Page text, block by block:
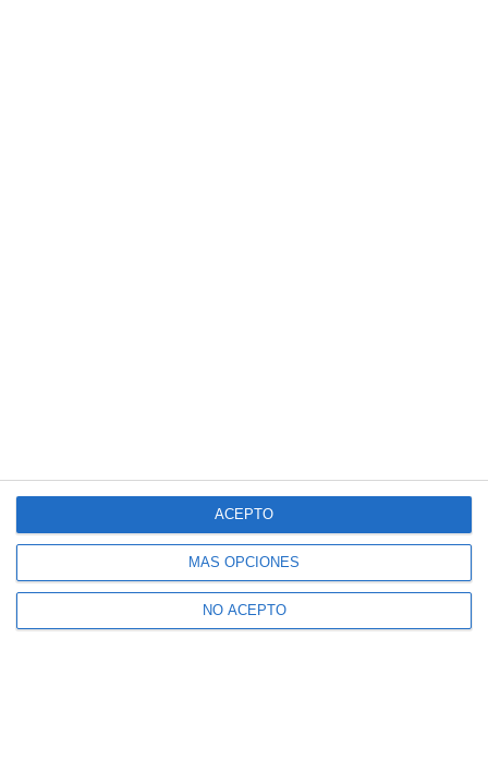
MÁS OPCIONES
NO ACEPTO
ACEPTO